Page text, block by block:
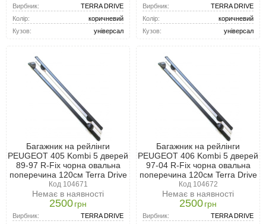
Вирбник:
TERRA DRIVE
Колір:
коричневий
Кузов:
універсал
Вирбник:
TERRA DRIVE
Колір:
коричневий
Кузов:
універсал
Багажник на рейлінги
PEUGEOT 405 Kombi 5 дверей
89-97 R-Fix чорна овальна
поперечина 120см Terra Drive
Код 104671
Немає в наявності
2500грн
Вирбник:
TERRA DRIVE
Багажник на рейлінги
PEUGEOT 406 Kombi 5 дверей
97-04 R-Fix чорна овальна
поперечина 120см Terra Drive
Код 104672
Немає в наявності
2500грн
Вирбник:
TERRA DRIVE